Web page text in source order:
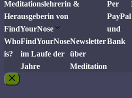
Meditationslehrerin &
Herausgeberin von
FindYourNose
Who
is?
FindYourNose
im Laufe der
Jahre
Newsletter
über
Meditation
Per
PayPal
und
Bank
Schließen